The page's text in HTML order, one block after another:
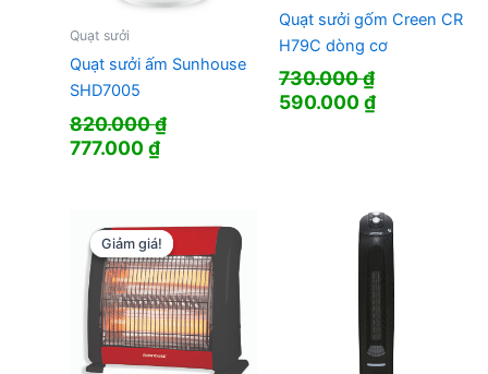
Quạt sưởi
Quạt sưởi ấm Sunhouse
SHD7005
820.000₫
Giá
777.000₫Giá
777.000 ₫.
Quạt sưởi gốm Creen CR
H79C dòng cơ
730.000₫
Giá
590.000₫Giá
Giảm giá!
Giảm giá!